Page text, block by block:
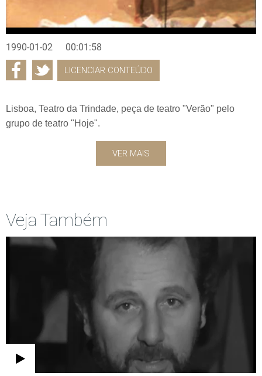
1990-01-02 00:01:58
LICENCIAR CONTEÚDO
Lisboa, Teatro da Trindade, peça de teatro "Verão" pelo
grupo de teatro "Hoje".
VER MAIS
Veja Também